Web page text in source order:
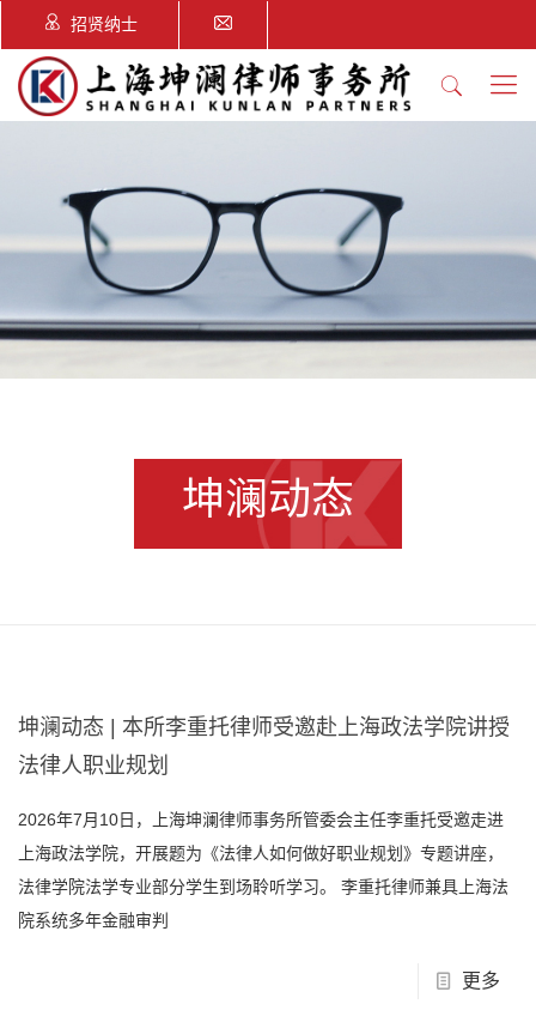
招贤纳士
坤澜动态
坤澜动态 | 本所李重托律师受邀赴上海政法学院讲授
法律人职业规划
2026年7月10日，上海坤澜律师事务所管委会主任李重托受邀走进
上海政法学院，开展题为《法律人如何做好职业规划》专题讲座，
法律学院法学专业部分学生到场聆听学习。 李重托律师兼具上海法
院系统多年金融审判
更多